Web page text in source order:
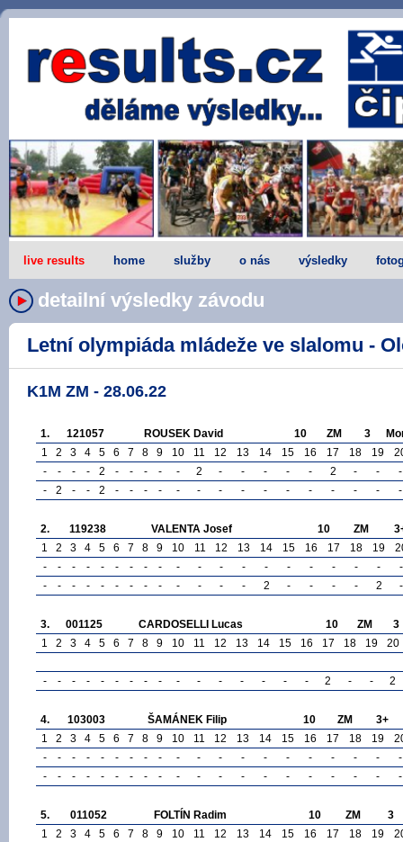
live results home služby o nás výsledky
detailní výsledky závodu
Letní olympiáda mládeže ve slalomu -
K1M ZM - 28.06.22
1. 121057 ROUSEK David 10 ZM 3
1
2 3 4 5 6 7 8 9 10 11 12 13 14 15 16 17 18 19
-
- - - 2 - - - - - 2 - - - - - 2 - -
-
-
2 - - 2 - - - - - - - - - - - - - - -
2. 119238 VALENTA Josef 10 ZM
1
2 3 4 5 6 7 8 9 10 11 12 13 14 15 16 17 18 19
-
- - - - - - - - - - - - - - - - - -
-
-
- - - - - - - - - - - - 2 - - - - 2 -
3. 001125 CARDOSELLI Lucas 10 ZM
3
1
2 3 4 5 6 7 8 9 10 11 12 13 14 15 16 17 18 19 20
- - - - - - - - - - - - - - - - 2 - - 2
4. 103003 ŠAMÁNEK Filip 10 ZM
3+
1
2 3 4 5 6 7 8 9 10 11 12 13 14 15 16 17 18 19
-
- - - - - - - - - - - - - - - - - -
-
-
- - - - - - - - - - - - - - - - - - -
5. 011052 FOLTÍN Radim 10 ZM
3
1
2 3 4 5 6 7 8 9 10 11 12 13 14 15 16 17 18 19